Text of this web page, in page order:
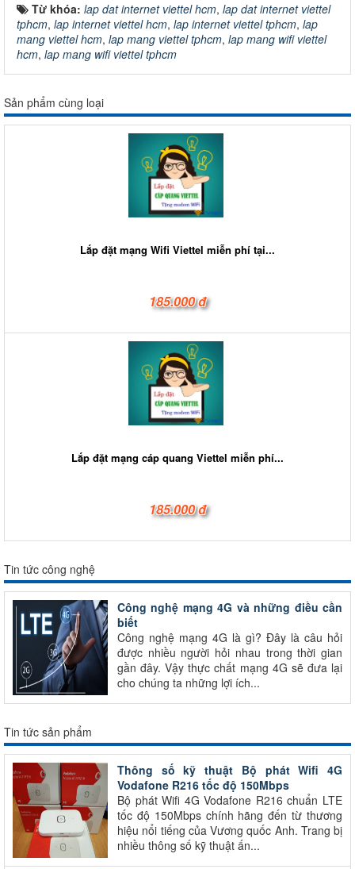
Từ khóa: lap dat internet viettel hcm, lap dat internet viettel
tphcm, lap internet viettel hcm, lap internet viettel tphcm, lap
mang viettel hcm, lap mang viettel tphcm, lap mang wifi viettel
hcm, lap mang wifi viettel tphcm
Sản phẩm cùng loại
Lắp đặt mạng Wifi Viettel miễn phí tại...
185.000 đ
Lắp đặt mạng cáp quang Viettel miễn phí...
185.000 đ
Tin tức công nghệ
Công nghệ mạng 4G và những điều cần
biết
Công nghệ mạng 4G là gì? Đây là câu hỏi
được nhiều người hỏi nhau trong thời gian
gần đây. Vậy thực chất mạng 4G sẽ đưa lại
cho chúng ta những lợi ích...
Tin tức sản phẩm
Thông số kỹ thuật Bộ phát Wifi 4G
Vodafone R216 tốc độ 150Mbps
Bộ phát Wifi 4G Vodafone R216 chuẩn LTE
tốc độ 150Mbps chính hãng đến từ thương
hiệu nổi tiếng của Vương quốc Anh. Trang bị
nhiều thông số kỹ thuật ấn...